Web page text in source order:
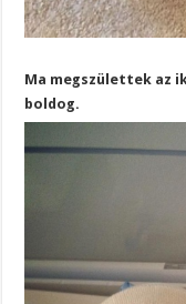
Ma megszülettek az
boldog.